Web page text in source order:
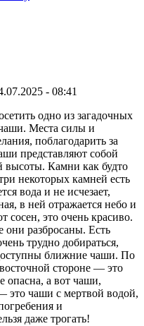
- 08:41
одно из загадочных
Места силы и
поблагодарить за
представляют собой
высоты. Камни как будто
некоторых камней есть
вода и не исчезает,
в ней отражается небо и
сосен, это очень красиво.
они разбросаны. Есть
трудно добираться,
ближние чаши. По
стороне — это
опасна, а вот чаши,
это чаши с мертвой водой,
и
даже трогать!